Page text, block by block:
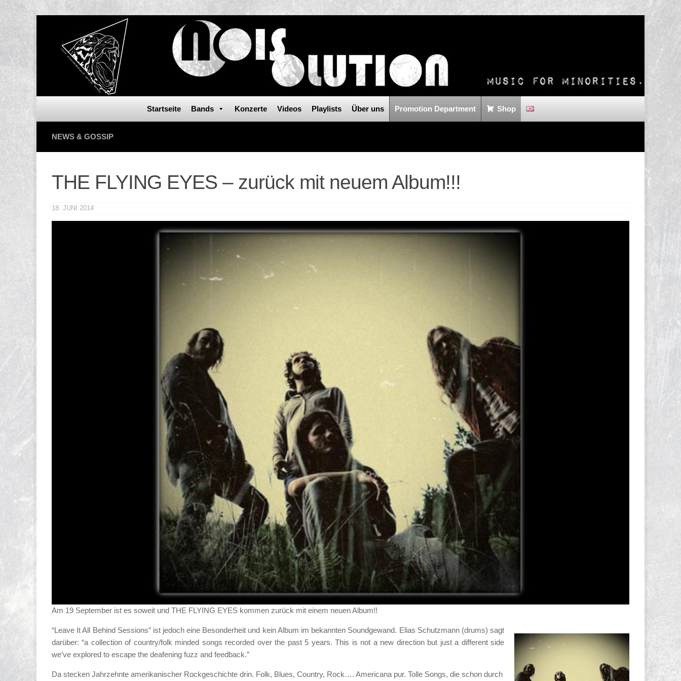
Startseite Bands Konzerte Videos Playlists Über uns Promotion Department Shop
NEWS & GOSSIP
THE FLYING EYES – zurück mit neuem Album!!!
18. JUNI 2014
Am 19 September ist es soweit und THE FLYING EYES kommen zurück mit einem neuen Album!!
“Leave It All Behind Sessions” ist jedoch eine Besonderheit und kein Album im bekannten Soundgewand. Elias Schutzmann (drums) sagt
darüber: “a collection of country/folk minded songs recorded over the past 5 years. This is not a new direction but just a different side
we’ve explored to escape the deafening fuzz and feedback.”
Da stecken Jahrzehnte amerikanischer Rockgeschichte drin. Folk, Blues, Country, Rock…. Americana pur. Tolle Songs, die schon durch